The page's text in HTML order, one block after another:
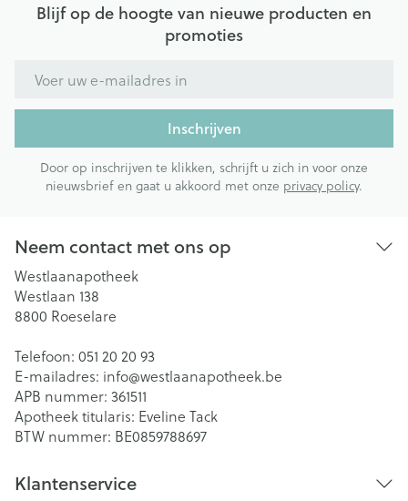
Blijf op de hoogte van nieuwe producten en
promoties
Inschrijven
Door op inschrijven te klikken, schrijft u zich in voor onze
nieuwsbrief en gaat u akkoord met onze privacy policy.
Neem contact met ons op
Westlaanapotheek
Westlaan 138
8800 Roeselare
Telefoon: 051 20 20 93
E-mailadres: info@westlaanapotheek.be
APB nummer: 361511
Apotheek titularis: Eveline Tack
BTW nummer: BE0859788697
Klantenservice